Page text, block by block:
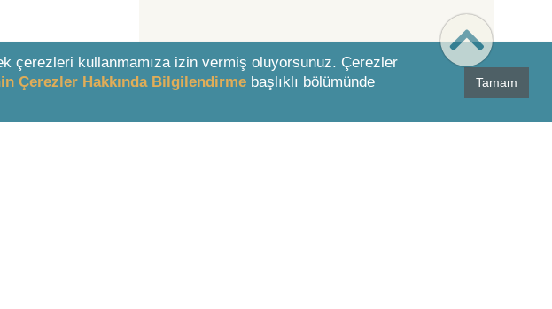
çerezleri kullanmamıza izin vermiş oluyorsunuz. Çerezler
Çerezler Hakkında Bilgilendirme başlıklı bölümünde
Tamam